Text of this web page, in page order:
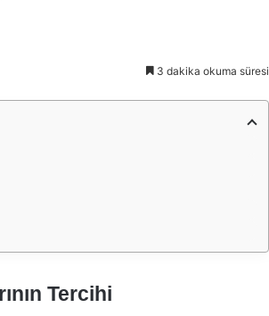
3 dakika okuma süresi
Tercihi